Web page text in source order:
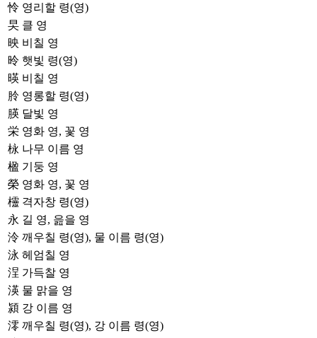
怜 영리할 령(영)
旲 클 영
映 비칠 영
昤 햇빛 령(영)
暎 비칠 영
朎 영롱할 령(영)
朠 달빛 영
栄 영화 영, 꽃 영
栐 나무 이름 영
楹 기둥 영
榮 영화 영, 꽃 영
欞 격자창 령(영)
永 길 영, 읊을 영
泠 깨우칠 령(영), 물 이름 령(영)
泳 헤엄칠 영
浧 가득찰 영
渶 물 맑을 영
潁 강 이름 영
澪 깨우칠 령(영), 강 이름 령(영)